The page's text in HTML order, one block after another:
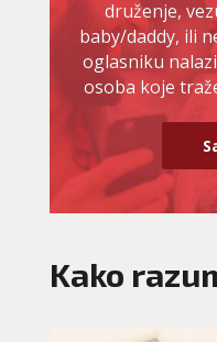
druženje,
baby/daddy, ili
oglasniku
osoba koje
Kako